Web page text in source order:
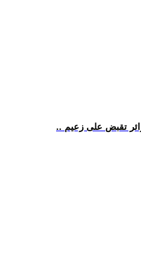
تقبض على زعيم